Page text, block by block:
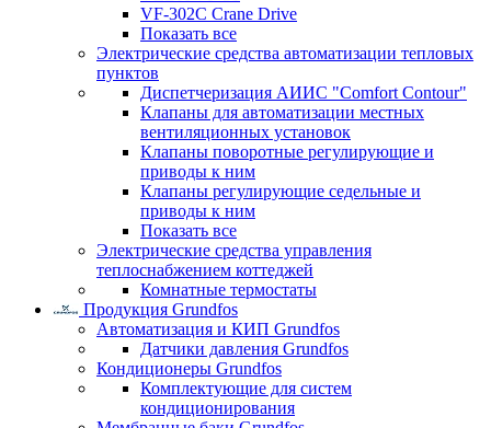
VF-302C Crane Drive
Показать все
Электрические средства автоматизации тепловых
пунктов
Диспетчеризация АИИС "Comfort Contour"
Клапаны для автоматизации местных
вентиляционных установок
Клапаны поворотные регулирующие и
приводы к ним
Клапаны регулирующие седельные и
приводы к ним
Показать все
Электрические средства управления
теплоснабжением коттеджей
Комнатные термостаты
Продукция Grundfos
Автоматизация и КИП Grundfos
Датчики давления Grundfos
Кондиционеры Grundfos
Комплектующие для систем
кондиционирования